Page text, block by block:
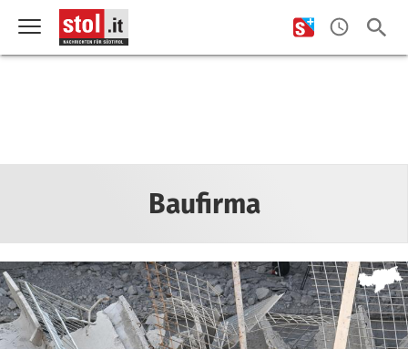
Baufirma